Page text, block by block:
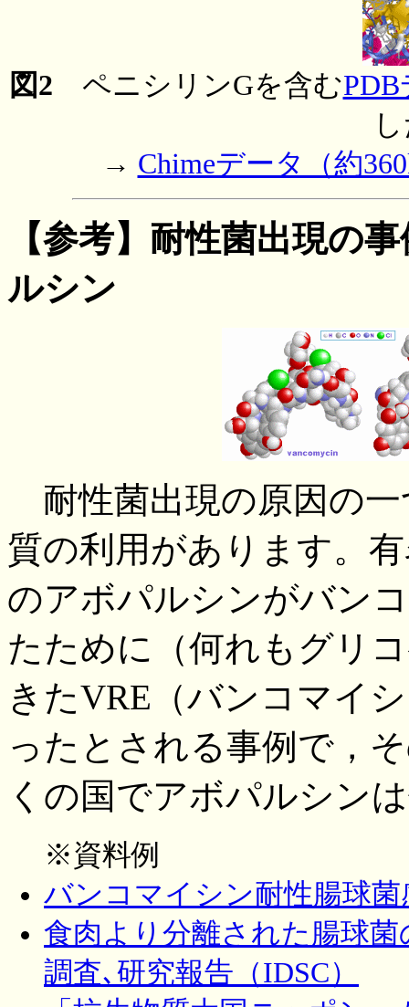
図2 ペニシリンGを含む
→ Chimeデータ（約
【参考】耐性菌出現の
ルシン
耐性菌出現の原因の一
質の利用があります。
のアボパルシンがバン
たために（何れもグリ
きたVRE（バンコマイ
ったとされる事例で，
くの国でアボパルシン
※資料例
バンコマイシン耐性腸球
食肉より分離された腸球
調査､研究報告（IDSC）